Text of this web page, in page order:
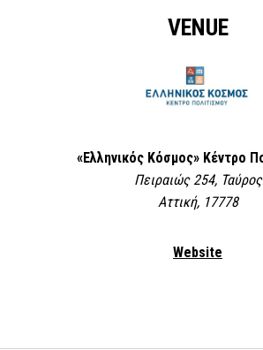
VENUE
«Ελληνικός Κόσμος» Κέντρο
Πειραιώς 254, Ταύρος
Αττική, 17778
Website